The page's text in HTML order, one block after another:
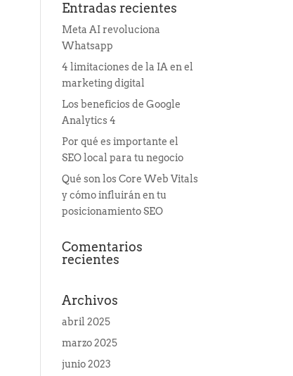
Entradas recientes
Meta AI revoluciona
Whatsapp
4 limitaciones de la IA en el
marketing digital
Los beneficios de Google
Analytics 4
Por qué es importante el
SEO local para tu negocio
Qué son los Core Web Vitals
y cómo influirán en tu
posicionamiento SEO
Comentarios
recientes
Archivos
abril 2025
marzo 2025
junio 2023